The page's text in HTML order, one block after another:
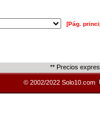
[Pág.
** Precios
© 2002/2022 Solo10.com